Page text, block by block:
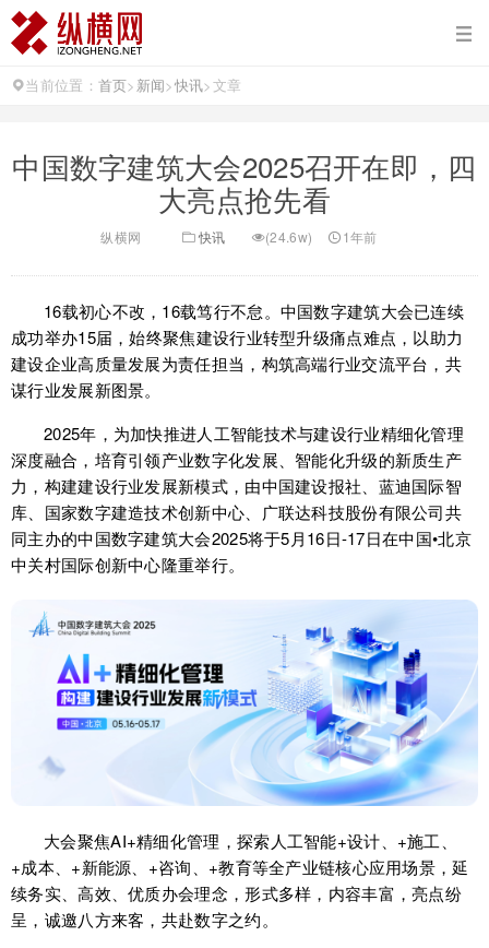
当前位置： 首页> 新闻>快讯>文章
中国数字建筑大会2025召开在即，四
大亮点抢先看
纵横网 快讯 (24.6w) 1年前
16载初心不改，16载笃行不怠。中国数字建筑大会已连续
成功举办15届，始终聚焦建设行业转型升级痛点难点，以助力
建设企业高质量发展为责任担当，构筑高端行业交流平台，共
谋行业发展新图景。
2025年，为加快推进人工智能技术与建设行业精细化管理
深度融合，培育引领产业数字化发展、智能化升级的新质生产
力，构建建设行业发展新模式，由中国建设报社、蓝迪国际智
库、国家数字建造技术创新中心、广联达科技股份有限公司共
同主办的中国数字建筑大会2025将于5月16日-17日在中国•北京
中关村国际创新中心隆重举行。
大会聚焦AI+精细化管理，探索人工智能+设计、+施工、
+成本、+新能源、+咨询、+教育等全产业链核心应用场景，延
续务实、高效、优质办会理念，形式多样，内容丰富，亮点纷
呈，诚邀八方来客，共赴数字之约。